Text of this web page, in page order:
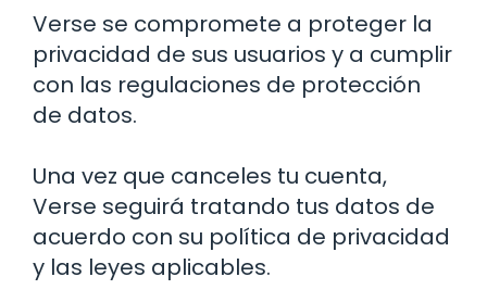
Verse se compromete a proteger la
privacidad de sus usuarios y a cumplir
con las regulaciones de protección
de datos.
Una vez que canceles tu cuenta,
Verse seguirá tratando tus datos de
acuerdo con su política de privacidad
y las leyes aplicables.